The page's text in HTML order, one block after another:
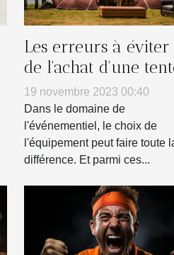
Les erreurs à
de l'achat d'une
gonflable pour votre
entreprise
19 novembre 2023 00:40
Dans le domaine de
l'événementiel, le choix de
l'équipement peut faire toute
différence. Et parmi ces...